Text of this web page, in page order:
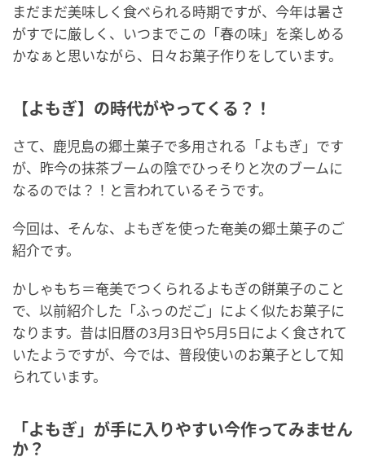
まだまだ美味しく食べられる時期ですが、今年は暑さ
がすでに厳しく、いつまでこの「春の味」を楽しめる
かなぁと思いながら、日々お菓子作りをしています。
【よもぎ】の時代がやってくる？！
さて、鹿児島の郷土菓子で多用される「よもぎ」です
が、昨今の抹茶ブームの陰でひっそりと次のブームに
なるのでは？！と言われているそうです。
今回は、そんな、よもぎを使った奄美の郷土菓子のご
紹介です。
かしゃもち＝奄美でつくられるよもぎの餅菓子のこと
で、以前紹介した「ふっのだご」によく似たお菓子に
なります。昔は旧暦の3月3日や5月5日によく食されて
いたようですが、今では、普段使いのお菓子として知
られています。
「よもぎ」が手に入りやすい今作ってみません
か？